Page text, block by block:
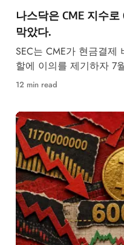
나스닥은 CME 지수로
막았다.
SEC는 CME가 현금결제
할에 이의를 제기하자 7
결했다.
12 min read